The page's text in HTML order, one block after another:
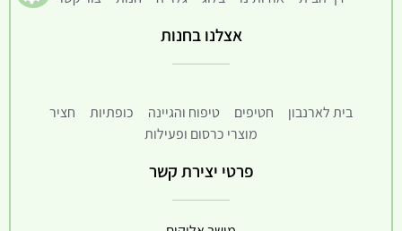
אצלנו בחנות
בית לארנבון חטיפים טיפוח והגיינה כופתיות
חציר
מוצרי כרסום ופעילות
פרטי יצירת קשר